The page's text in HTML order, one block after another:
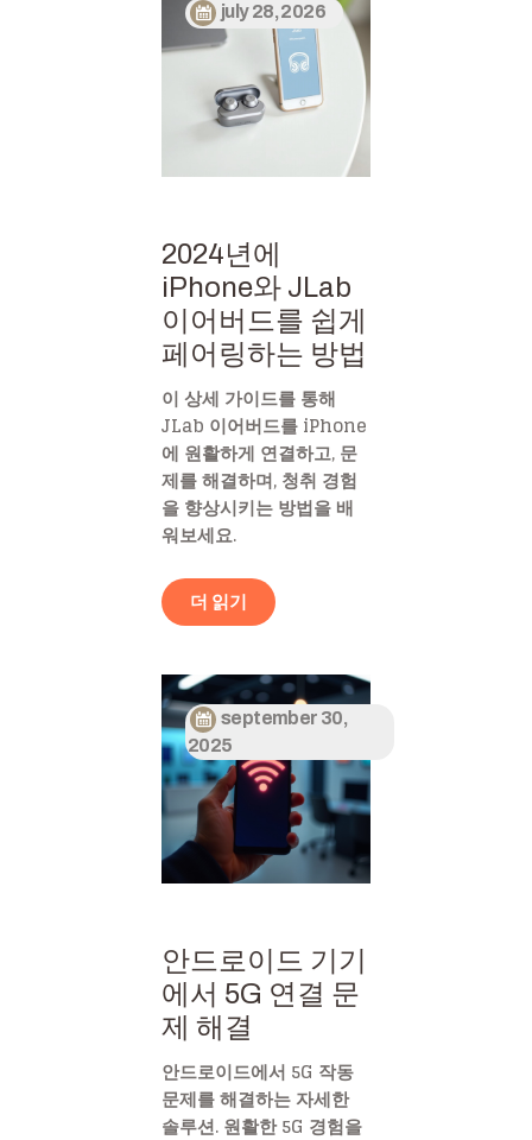
july 28, 2026
2024년에
iPhone와 JLab
이어버드를 쉽게
페어링하는 방법
이 상세 가이드를 통해
JLab 이어버드를 iPhone
에 원활하게 연결하고, 문
제를 해결하며, 청취 경험
을 향상시키는 방법을 배
워보세요.
더 읽기
september 30,
2025
안드로이드 기기
에서 5G 연결 문
제 해결
안드로이드에서 5G 작동
문제를 해결하는 자세한
솔루션. 원활한 5G 경험을